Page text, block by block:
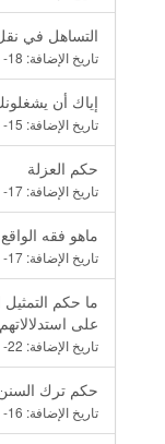
التساهل في
تاريخ الإضافة: 18- 09- 1433
إياك أن
تاريخ الإضافة: 15- 06- 1433
حكم العزلة
تاريخ الإضافة: 17- 02- 1433
ماهو فقه
تاريخ الإضافة: 17- 02- 1433
ما حكم
على
تاريخ الإضافة: 22- 10- 1433
حكم ترك
تاريخ الإضافة: 16- 02- 1433